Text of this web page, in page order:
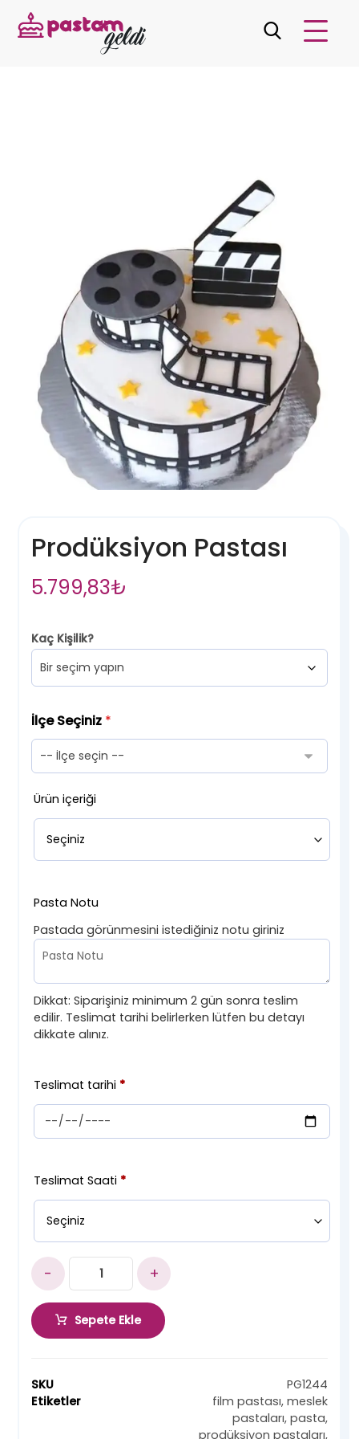
Prodüksiyon Pastası
5.799,83₺
Kaç Kişilik?
İlçe Seçiniz *
Ürün içeriği
Pasta Notu
Pastada görünmesini istediğiniz notu giriniz
Dikkat: Siparişiniz minimum 2 gün sonra teslim
edilir. Teslimat tarihi belirlerken lütfen bu detayı
dikkate alınız.
Teslimat tarihi *
Teslimat Saati *
- +
Sepete Ekle
SKU
PG1244
Etiketler
film pastası, meslek
pastaları, pasta,
prodüksiyon pastaları,